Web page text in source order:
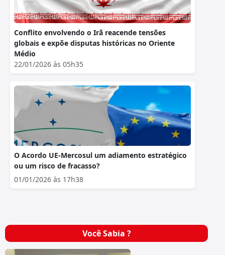
Conflito envolvendo o Irã reacende tensões
globais e expõe disputas históricas no Oriente
Médio
22/01/2026 às 05h35
O Acordo UE-Mercosul um adiamento estratégico
ou um risco de fracasso?
01/01/2026 às 17h38
Você Sabia ?